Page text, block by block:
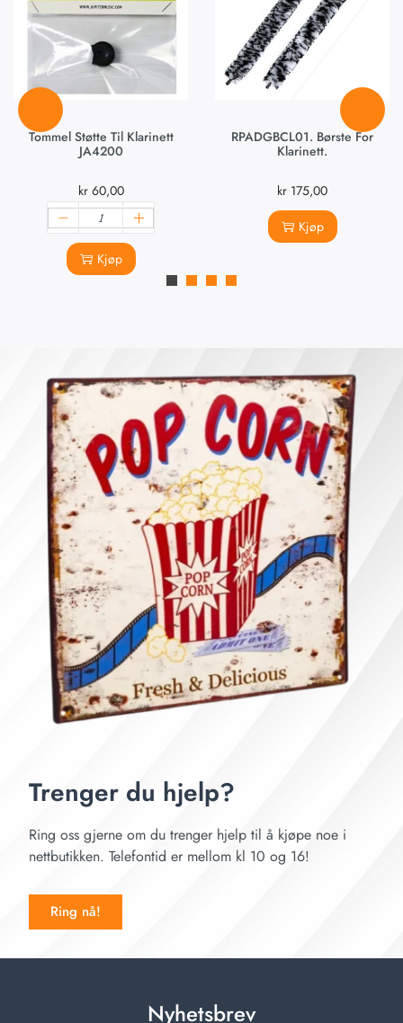
Tommel Støtte Til Klarinett
JA4200
kr60,00
Kjøp
RPADGBCL01. Børste For
Klarinett.
kr 175,00
Kjøp
Trenger du hjelp?
Ring oss gjerne om du trenger hjelp til å kjøpe noe i
nettbutikken. Telefontid er mellom kl 10 og 16!
Ring nå!
Nyhetsbrev